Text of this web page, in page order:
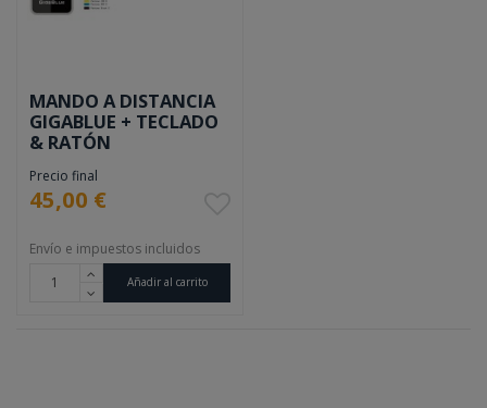
MANDO A DISTANCIA
GIGABLUE + TECLADO
& RATÓN
Precio final
45,00 €
Envío e impuestos incluidos
Añadir al carrito